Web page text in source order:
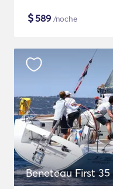
$589 /noche
Beneteau First 35